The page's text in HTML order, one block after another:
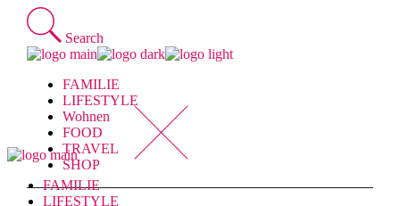
Skip
content
Search
FAMILIE
LIFESTYLE
Wohnen
FOOD
TRAVEL
SHOP
FAMILIE
LIFESTYLE